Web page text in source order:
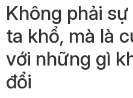
Không phải
ta khổ, mà là
với những gì
đổi